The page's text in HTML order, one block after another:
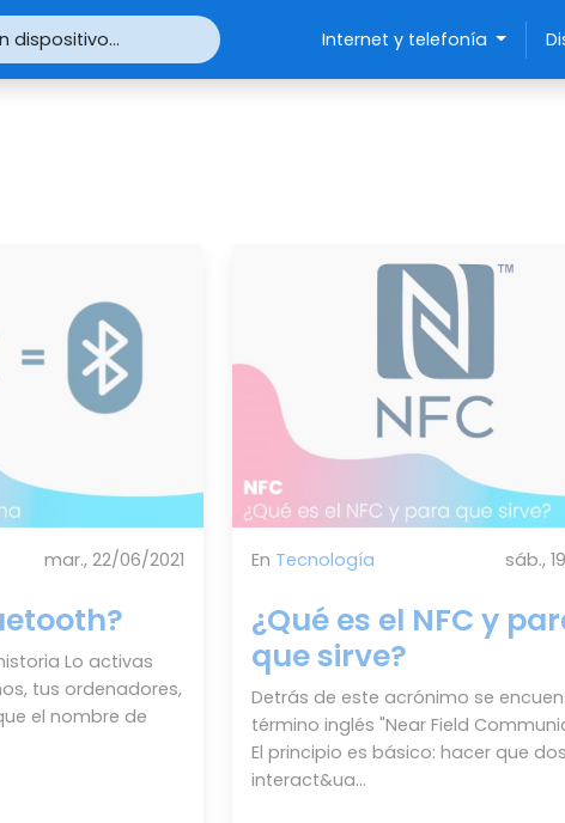
dispositivo... Internet y telefonía
mar., 22/06/2021
Lo activas
tus ordenadores,
el nombre de
En Tecnología sáb.,
¿Qué es el NFC y
que sirve?
Detrás de este acrónimo se
término inglés "Near Field
El principio es básico: hacer que
interact&ua...